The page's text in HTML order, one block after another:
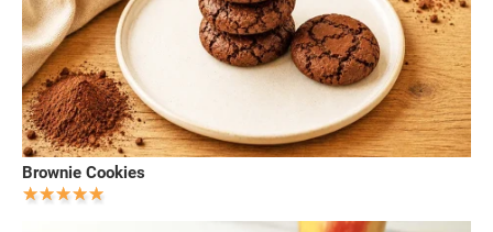
Brownie Cookies